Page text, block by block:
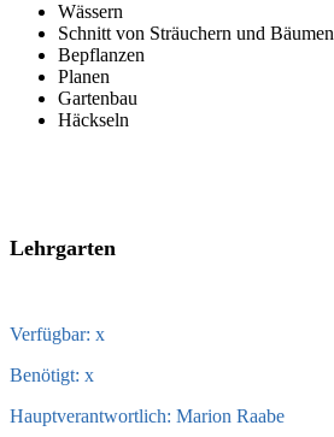
Wässern
Schnitt von Sträuchern und Bäumen
Bepflanzen
Planen
Gartenbau
Häckseln
Lehrgarten
Verfügbar: x
Benötigt: x
Hauptverantwortlich: Marion Raabe